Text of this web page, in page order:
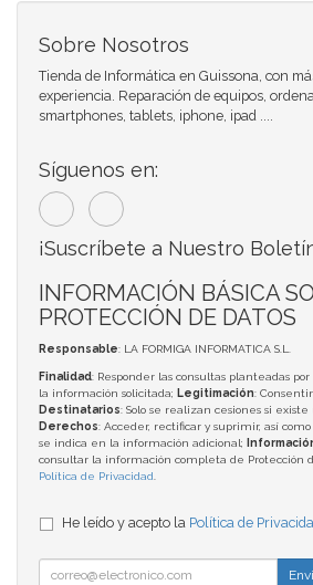
Sobre Nosotros
Tienda de Informática en Guissona, con
experiencia. Reparación de equipos,
smartphones, tablets, iphone, ipad ....
Síguenos en:
¡Suscríbete a Nuestro
INFORMACIÓN BÁSICA
PROTECCIÓN DE DATOS
Responsable: LA FORMIGA INFORMATICA S.L.
Finalidad: Responder las consultas planteadas
la información solicitada; Legitimación:
Destinatarios: Solo se realizan cesiones si
Derechos: Acceder, rectificar y suprimir, así como
se indica en la información adicional;
consultar la información completa de Protección
Política de Privacidad
He leído y acepto la Política de